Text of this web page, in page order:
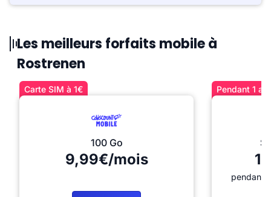
Les meilleurs forfaits mobile à
Rostrenen
Carte SIM à 1€
100 Go
9,99€/mois
Pendant 1
pendant